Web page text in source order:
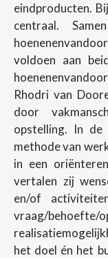
eindproducten.
centraal.
voldoen aan
Rhodri van
door
opstelling. In
methode van
in een
vertalen zij
en/of
vraag/
het doel én het